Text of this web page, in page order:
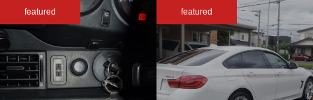
featured featured